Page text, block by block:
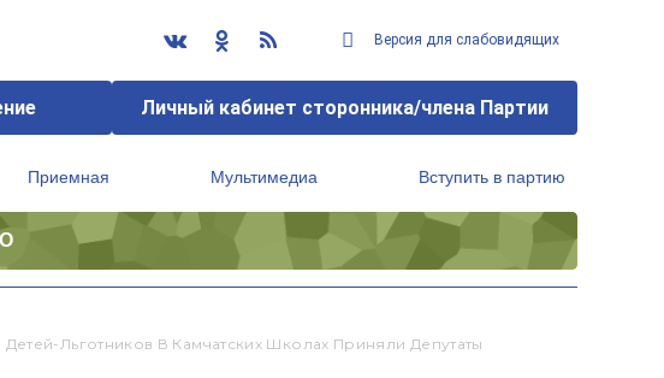
Версия для слабовидящих
Личный кабинет сторонника/члена Партии
Приемная Мультимедиа Вступить в партию
Льготников В Камчатских Школах Приняли Депутаты